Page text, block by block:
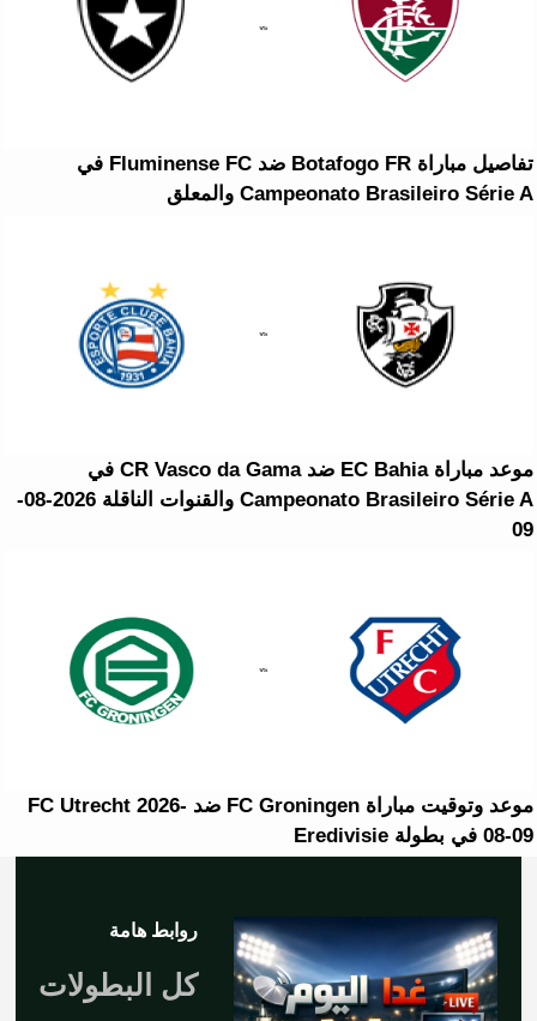
تفاصيل مباراة Botafogo FR ضد Fluminense FC في
Campeonato Brasileiro Série A والمعلق
موعد مباراة EC Bahia ضد CR Vasco da Gama في
Campeonato Brasileiro Série A والقنوات الناقلة 2026-08-
09
موعد وتوقيت مباراة FC Groningen ضد FC Utrecht 2026-
08-09 في بطولة Eredivisie
روابط هامة
كل البطولات